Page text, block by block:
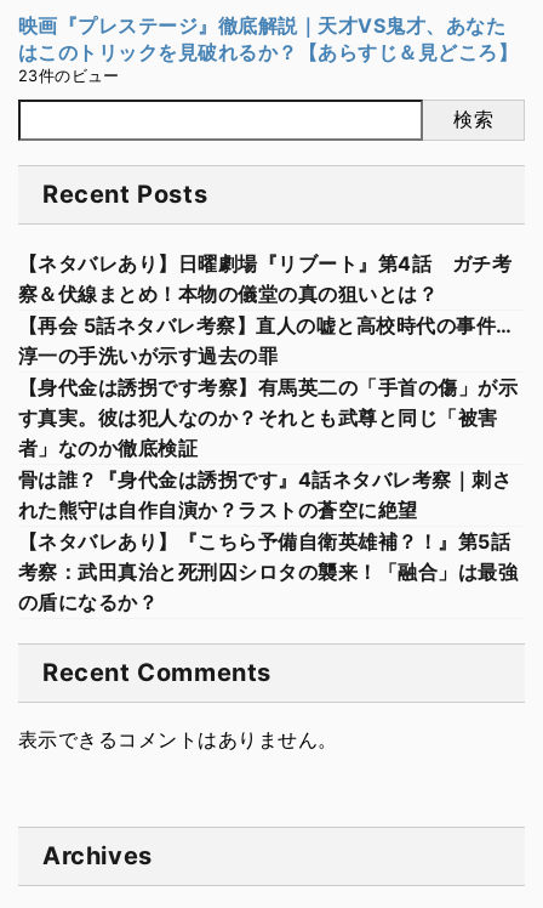
映画『プレステージ』徹底解説｜天才VS鬼才、あなた
はこのトリックを見破れるか？【あらすじ＆見どころ】
23件のビュー
検索
Recent Posts
【ネタバレあり】日曜劇場『リブート』第4話 ガチ考
察＆伏線まとめ！本物の儀堂の真の狙いとは？
【再会 5話ネタバレ考察】直人の嘘と高校時代の事件…
淳一の手洗いが示す過去の罪
【身代金は誘拐です考察】有馬英二の「手首の傷」が示
す真実。彼は犯人なのか？それとも武尊と同じ「被害
者」なのか徹底検証
骨は誰？『身代金は誘拐です』4話ネタバレ考察｜刺さ
れた熊守は自作自演か？ラストの蒼空に絶望
【ネタバレあり】『こちら予備自衛英雄補？！』第5話
考察：武田真治と死刑囚シロタの襲来！「融合」は最強
の盾になるか？
Recent Comments
表示できるコメントはありません。
Archives